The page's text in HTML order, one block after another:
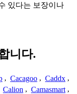
있다는 보장이나
니다.
, Cacagoo , Caddx ,
Calion , Camasmart ,